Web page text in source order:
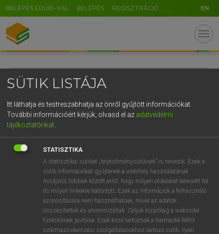
BELÉPÉS EDUID-VAL BELÉPÉS REGISZTRÁCIÓ EN
menu
Angol
search
SÜTIK LISTÁJA
Itt láthatja és testreszabhatja az önről gyűjtött információkat.
További információért kérjük, olvasd el az adatvédelmi
tájékoztatónkat
STATISZTIKA
A statisztikai sütiket „teljesítménysütiknek” is nevezik. Ezek a
sütik információkat gyűjtenek a webhely használatának
módjáról, többek között arról, hogy milyen oldalakat keresett fel
és milyen linkekre kattintott. Ezek az információk a felhasználó
azonosítására nem használhatóak, mivel az adatok
összesítettek és anonimizáltak. Céljuk kizárólag a weboldal
funkcióinak javítása. Ezek közé tartoznak a harmadik féltől
származó elemzési szolgáltatásokhoz tartozó sütik; ilyen
GR
t z u
j k l é á ű Ω
n m , - AltGr